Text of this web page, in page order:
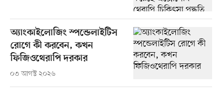
অ্যাংকাইলোজিং স্পন্ডেলাইটিস
রোগে কী করবেন, কখন
ফিজিওথেরাপি দরকার
০৩ আগস্ট ২০২৬